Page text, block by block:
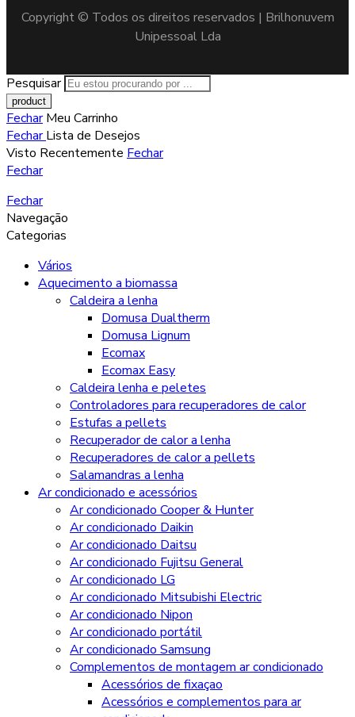
Copyright © Todos os direitos reservados | Brilhonuvem
Unipessoal Lda
Pesquisar
Fechar Meu Carrinho
FecharLista de Desejos
Visto Recentemente Fechar
Fechar
Fechar
Navegação
Categorias
Vários
Aquecimento a biomassa
Caldeira a lenha
Domusa Dualtherm
Domusa Lignum
Ecomax
Ecomax Easy
Caldeira lenha e peletes
Controladores para recuperadores de calor
Estufas a pellets
Recuperador de calor a lenha
Recuperadores de calor a pellets
Salamandras a lenha
Ar condicionado e acessórios
Ar condicionado Cooper & Hunter
Ar condicionado Daikin
Ar condicionado Daitsu
Ar condicionado Fujitsu General
Ar condicionado LG
Ar condicionado Mitsubishi Electric
Ar condicionado Nipon
Ar condicionado portátil
Ar condicionado Samsung
Complementos de montagem ar condicionado
Acessórios de fixaçao
Acessórios e complementos para ar